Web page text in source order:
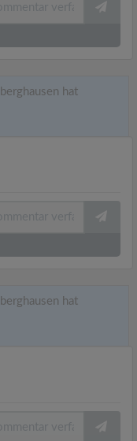
hat
hat